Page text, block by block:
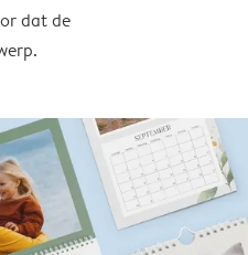
dat de